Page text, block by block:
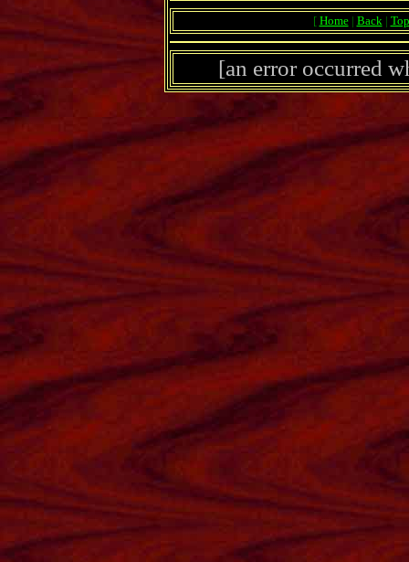
[ Home| Back| Top
[an error occurred